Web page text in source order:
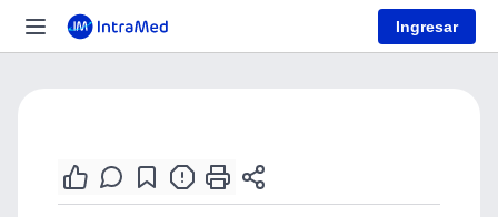
Ingresar